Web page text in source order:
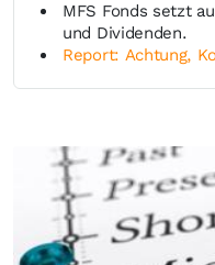
MFS Fonds setzt
und Dividenden.
Report: Achtung,